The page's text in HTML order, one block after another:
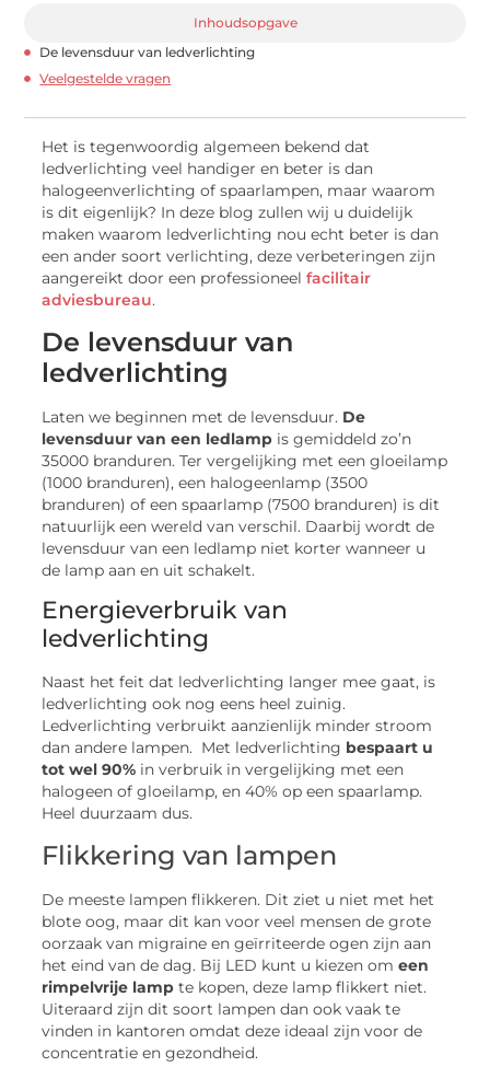
Inhoudsopgave
De levensduur van ledverlichting
Veelgestelde vragen
Het is tegenwoordig algemeen bekend dat
ledverlichting veel handiger en beter is dan
halogeenverlichting of spaarlampen, maar waarom
is dit eigenlijk? In deze blog zullen wij u duidelijk
maken waarom ledverlichting nou echt beter is dan
een ander soort verlichting, deze verbeteringen zijn
aangereikt door een professioneelfacilitair
adviesbureau.
De levensduur van
ledverlichting
Laten we beginnen met de levensduur. De
levensduur van een ledlamp is gemiddeld zo’n
35000 branduren. Ter vergelijking met een gloeilamp
(1000 branduren), een halogeenlamp (3500
branduren) of een spaarlamp (7500 branduren) is dit
natuurlijk een wereld van verschil. Daarbij wordt de
levensduur van een ledlamp niet korter wanneer u
de lamp aan en uit schakelt.
Energieverbruik van
ledverlichting
Naast het feit dat ledverlichting langer mee gaat, is
ledverlichting ook nog eens heel zuinig.
Ledverlichting verbruikt aanzienlijk minder stroom
dan andere lampen. Met ledverlichting bespaart u
tot wel 90% in verbruik in vergelijking met een
halogeen of gloeilamp, en 40% op een spaarlamp.
Heel duurzaam dus.
Flikkering van lampen
De meeste lampen flikkeren. Dit ziet u niet met het
blote oog, maar dit kan voor veel mensen de grote
oorzaak van migraine en geïrriteerde ogen zijn aan
het eind van de dag. Bij LED kunt u kiezen omeen
rimpelvrije lamp te kopen, deze lamp flikkert niet.
Uiteraard zijn dit soort lampen dan ook vaak te
vinden in kantoren omdat deze ideaal zijn voor de
concentratie en gezondheid.